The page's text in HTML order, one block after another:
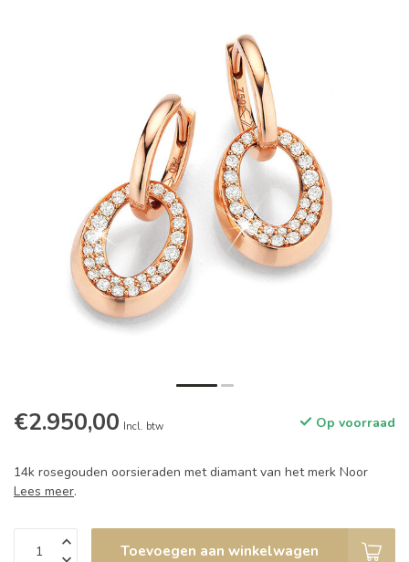
€2.950,00 Incl. btw Op voorraad
14k rosegouden oorsieraden met diamant van het merk Noor
Lees meer.
Toevoegen aan winkelwagen